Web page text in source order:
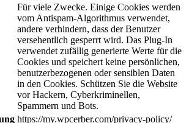
Für viele Zwecke. Einige Cookies werden
vom Antispam-Algorithmus verwendet,
andere verhindern, dass der Benutzer
versehentlich gesperrt wird. Das Plug-In
verwendet zufällig generierte Werte für die
Cookies und speichert keine persönlichen,
benutzerbezogenen oder sensiblen Daten
in den Cookies. Schützen Sie die Website
vor Hackern, Cyberkriminellen,
Spammern und Bots.
https://my.wpcerber.com/privacy-policy/